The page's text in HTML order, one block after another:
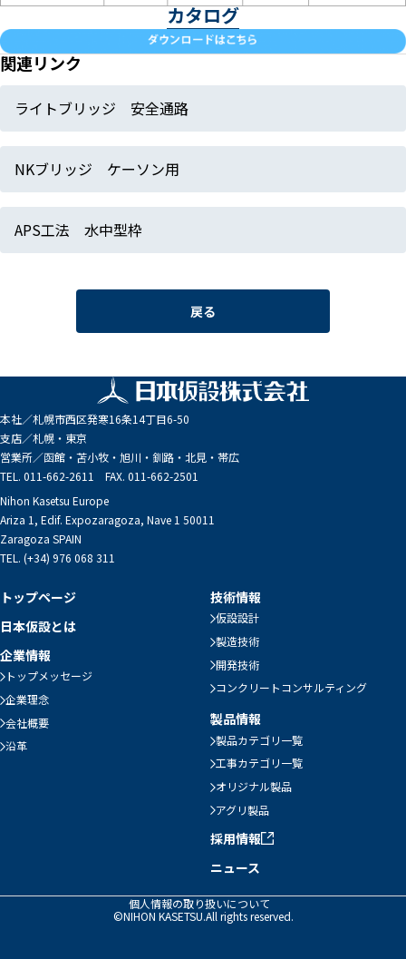
カタログ
関連リンク
ライトブリッジ 安全通路
NKブリッジ ケーソン用
APS工法 水中型枠
戻る
本社／札幌市西区発寒16条14丁目6-50
支店／札幌・東京
営業所／函館・苫小牧・旭川・釧路・北見・帯広
TEL. 011-662-2611 FAX. 011-662-2501
Nihon Kasetsu Europe
Ariza 1, Edif. Expozaragoza, Nave 1 50011
Zaragoza SPAIN
TEL. (+34) 976 068 311
トップページ
日本仮設とは
企業情報
トップメッセージ
企業理念
会社概要
沿革
技術情報
仮設設計
製造技術
開発技術
コンクリートコンサルティング
製品情報
製品カテゴリ一覧
工事カテゴリ一覧
オリジナル製品
アグリ製品
採用情報
ニュース
個人情報の取り扱いについて
©NIHON KASETSU.All rights reserved.